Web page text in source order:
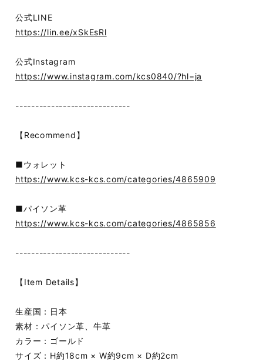
公式LINE
https://lin.ee/xSkEsRl
公式Instagram
https://www.instagram.com/kcs0840/?hl=ja
-----------------------------
【Recommend】
■ウォレット
https://www.kcs-kcs.com/categories/4865909
■パイソン革
https://www.kcs-kcs.com/categories/4865856
-----------------------------
【Item Details】
生産国：日本
素材：パイソン革、牛革
カラー：ゴールド
サイズ：H約18cm × W約9cm × D約2cm